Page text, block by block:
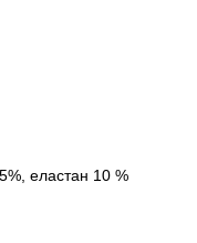
еластан 10 %